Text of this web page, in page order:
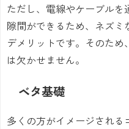
ただし、電線やケーブル
隙間ができるため、ネズ
デメリットです。そのた
は欠かせません。
ベタ基礎
多くの方がイメージされ